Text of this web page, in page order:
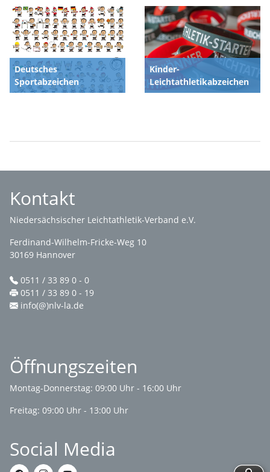
Deutsches
Sportabzeichen
Kinder-
Leichtathletikabzeichen
Kontakt
Niedersächsischer Leichtathletik-Verband e.V.
Ferdinand-Wilhelm-Fricke-Weg 10
30169 Hannover
0511 / 33 89 0 - 0
0511 / 33 89 0 - 19
info(@)nlv-la.de
Öffnungszeiten
Montag-Donnerstag: 09:00 Uhr - 16:00 Uhr
Freitag: 09:00 Uhr - 13:00 Uhr
Social Media